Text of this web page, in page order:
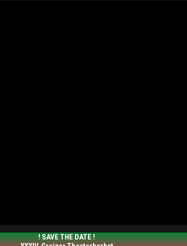
! SAVE THE DATE !